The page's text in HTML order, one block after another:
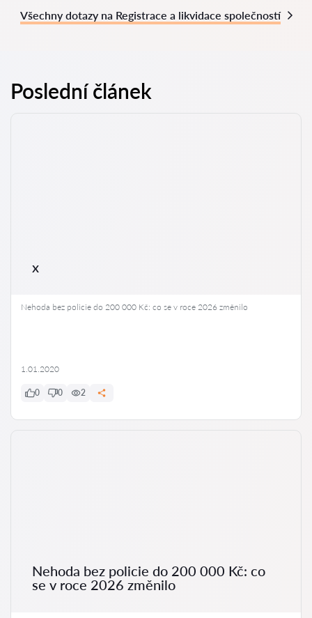
Všechny dotazy na Registrace a likvidace společností
Poslední článek
x
Nehoda bez policie do 200 000 Kč: co se v roce 2026 změnilo
1.01.2020
0 0 2
Nehoda bez policie do 200 000 Kč: co
se v roce 2026 změnilo